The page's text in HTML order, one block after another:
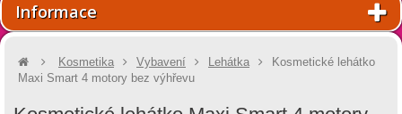
Informace
Kosmetika Vybavení Lehátka
Kosmetické lehátko
Maxi Smart 4 motory bez výhřevu